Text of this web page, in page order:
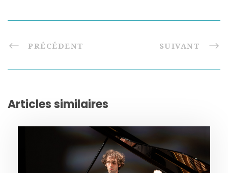
PRÉCÉDENT SUIVANT
Articles similaires